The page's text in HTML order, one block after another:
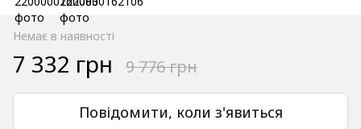
Немає в наявності
7 332 грн 9 776 грн
Повідомити, коли з'явиться